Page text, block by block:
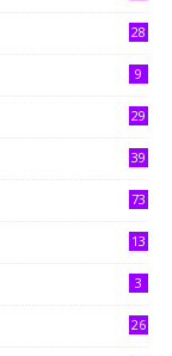
28
9
29
39
73
13
3
26